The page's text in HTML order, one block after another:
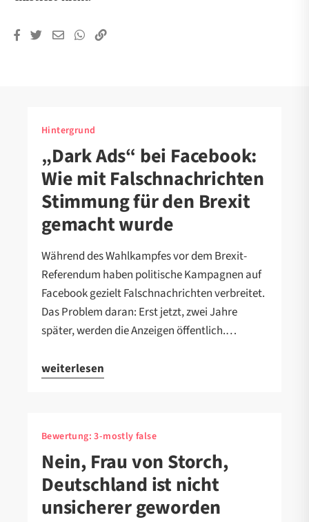
Hintergrund
„Dark Ads“ bei Facebook:
Wie mit Falschnachrichten
Stimmung für den Brexit
gemacht wurde
Während des Wahlkampfes vor dem Brexit-
Referendum haben politische Kampagnen auf
Facebook gezielt Falschnachrichten verbreitet.
Das Problem daran: Erst jetzt, zwei Jahre
später, werden die Anzeigen öffentlich.…
weiterlesen
Bewertung:3-mostly false
Nein, Frau von Storch,
Deutschland ist nicht
unsicherer geworden